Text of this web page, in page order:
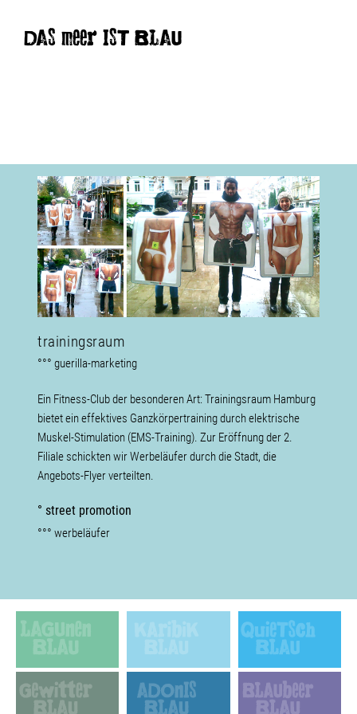
DAS meer IST BLAU
trainingsraum
°°° guerilla-marketing
Ein Fitness-Club der besonderen Art: Trainingsraum Hamburg
bietet ein effektives Ganzkörpertraining durch elektrische
Muskel-Stimulation (EMS-Training). Zur Eröffnung der 2.
Filiale schickten wir Werbeläufer durch die Stadt, die
Angebots-Flyer verteilten.
° street promotion
°°° werbeläufer